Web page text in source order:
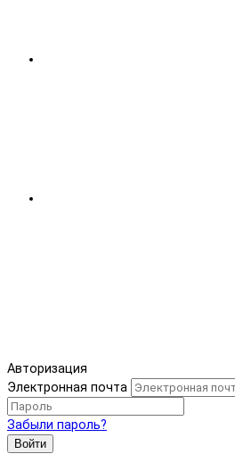
Авторизация
Электронная почта
Забыли пароль?
Войти